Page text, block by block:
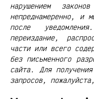
нарушением
непреднамеренно, и
после
переиздание,
части или всего
без письменного
сайта. Для
запросов,